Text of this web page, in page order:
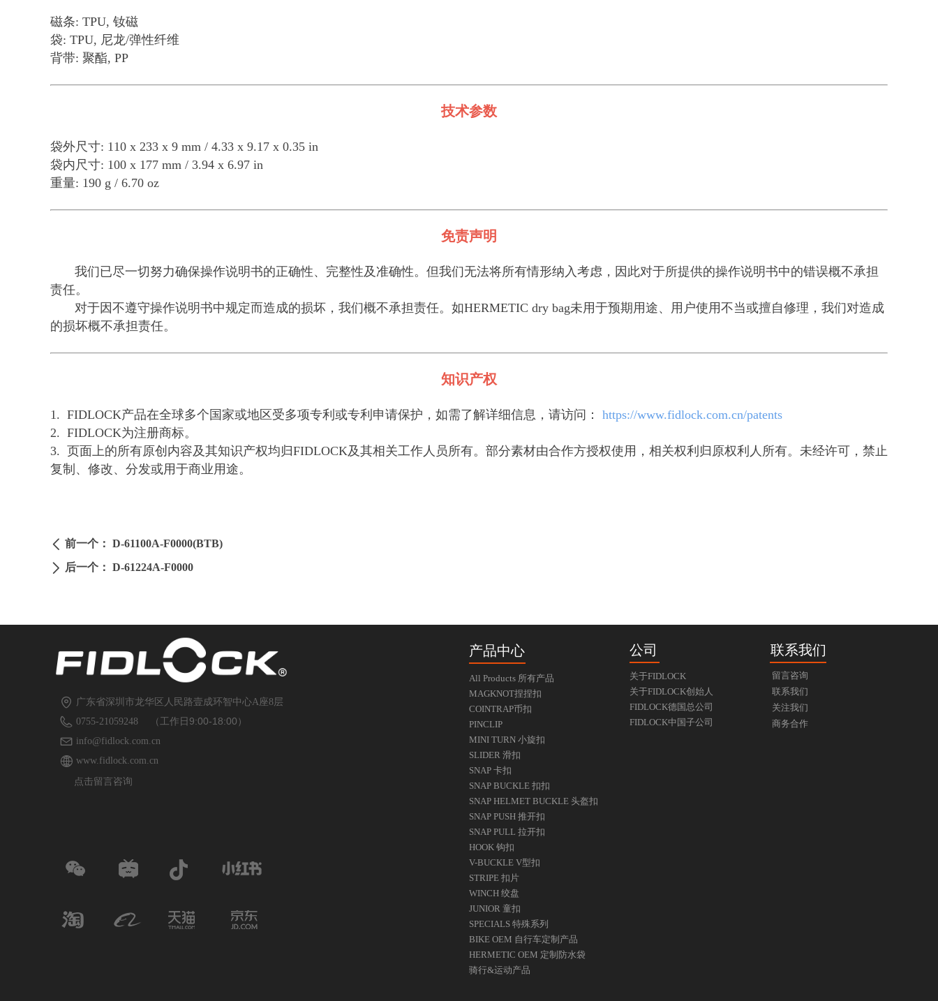
磁条: TPU, 钕磁
袋: TPU, 尼龙/弹性纤维
背带: 聚酯, PP
技术参数
袋外尺寸: 110 x 233 x 9 mm / 4.33 x 9.17 x 0.35 in
袋内尺寸: 100 x 177 mm / 3.94 x 6.97 in
重量: 190 g / 6.70 oz
免责声明
我们已尽一切努力确保操作说明书的正确性、完整性及准确性。但我们无法将所有情形纳入考虑，因此对于所提供的操作说明书中的错误概不承担
责任。
对于因不遵守操作说明书中规定而造成的损坏，我们概不承担责任。如HERMETIC dry bag未用于预期用途、用户使用不当或擅自修理，我们对造成
的损坏概不承担责任。
知识产权
1. FIDLOCK产品在全球多个国家或地区受多项专利或专利申请保护，如需了解详细信息，请访问： https://www.fidlock.com.cn/patents
2. FIDLOCK为注册商标。
3. 页面上的所有原创内容及其知识产权均归FIDLOCK及其相关工作人员所有。部分素材由合作方授权使用，相关权利归原权利人所有。未经许可，禁止
复制、修改、分发或用于商业用途。
ꄴ 前一个： D-61100A-F0000(BTB)
ꄲ 后一个： D-61224A-F0000
产品中心
All Products 所有产品
MAGKNOT捏捏扣
COINTRAP币扣
PINCLIP
MINI TURN 小旋扣
SLIDER 滑扣
SNAP 卡扣
SNAP BUCKLE 扣扣
SNAP HELMET BUCKLE 头盔扣
SNAP PUSH 推开扣
SNAP PULL 拉开扣
HOOK 钩扣
V-BUCKLE V型扣
STRIPE 扣片
WINCH 绞盘
JUNIOR 童扣
SPECIALS 特殊系列
BIKE OEM 自行车定制产品
HERMETIC OEM 定制防水袋
骑行&运动产品
关于FIDLOCK
关于FIDLOCK创始人
FIDLOCK德国总公司
FIDLOCK中国子公司
公司
广东省深圳市龙华区人民路壹成环智中心A座8层
0755-21059248
info@fidlock.com.cn
www.fidlock.com.cn
留言咨询
联系我们
关注我们
商务合作
联系我们
（工作日9:00-18:00）
点击留言咨询